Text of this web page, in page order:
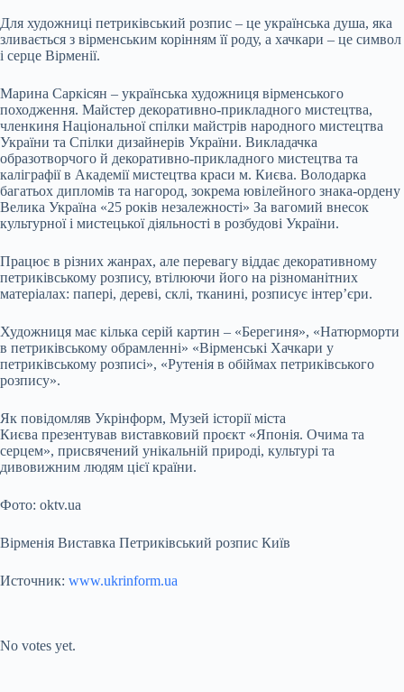
Для художниці петриківський розпис – це українська душа, яка
зливається з вірменським корінням її роду, а хачкари – це символ
і серце Вірменії.
Марина Саркісян – українська художниця вірменського
походження. Майстер декоративно-прикладного мистецтва,
членкиня Національної спілки майстрів народного мистецтва
України та Спілки дизайнерів України. Викладачка
образотворчого й декоративно-прикладного мистецтва та
каліграфії в Академії мистецтва краси м. Києва. Володарка
багатьох дипломів та нагород, зокрема ювілейного знака-ордену
Велика Україна «25 років незалежності» За вагомий внесок
культурної і мистецької діяльності в розбудові України.
Працює в різних жанрах, але перевагу віддає декоративному
петриківському розпису, втілюючи його на різноманітних
матеріалах: папері, дереві, склі, тканині, розписує інтер’єри.
Художниця має кілька серій картин – «Берегиня», «Натюрморти
в петриківському обрамленні» «Вірменські Хачкари у
петриківському розписі», «Рутенія в обіймах петриківського
розпису».
Як повідомляв Укрінформ, Музей історії міста
Києва презентував виставковий проєкт «Японія. Очима та
серцем», присвячений унікальній природі, культурі та
дивовижним людям цієї країни.
Фото: oktv.ua
Вірменія Виставка Петриківський розпис Київ
Источник: www.ukrinform.ua
No votes yet.